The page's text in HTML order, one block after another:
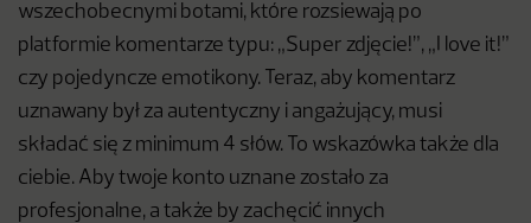
wszechobecnymi botami, które rozsiewają po
platformie komentarze typu: „Super zdjęcie!”, „I love it!”
czy pojedyncze emotikony. Teraz, aby komentarz
uznawany był za autentyczny i angażujący, musi
składać się z minimum 4 słów. To wskazówka także dla
ciebie. Aby twoje konto uznane zostało za
profesjonalne, a także by zachęcić innych